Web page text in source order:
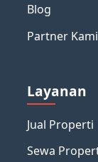
Blog
Partner Kami
Layanan
Jual Properti
Sewa